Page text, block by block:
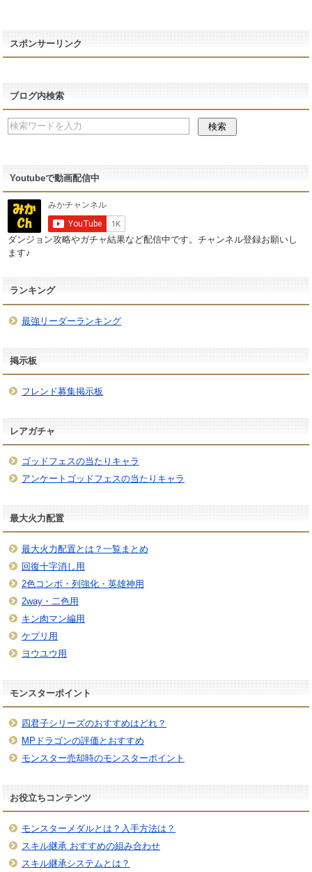
スポンサーリンク
ブログ内検索
Youtubeで動画配信中
ダンジョン攻略やガチャ結果など配信中です。チャンネル登録お願いし
ます♪
ランキング
最強リーダーランキング
掲示板
フレンド募集掲示板
レアガチャ
ゴッドフェスの当たりキャラ
アンケートゴッドフェスの当たりキャラ
最大火力配置
最大火力配置とは？一覧まとめ
回復十字消し用
2色コンボ・列強化・英雄神用
2way・二色用
キン肉マン編用
ケプリ用
ヨウユウ用
モンスターポイント
四君子シリーズのおすすめはどれ？
MPドラゴンの評価とおすすめ
モンスター売却時のモンスターポイント
お役立ちコンテンツ
モンスターメダルとは？入手方法は？
スキル継承 おすすめの組み合わせ
スキル継承システムとは？